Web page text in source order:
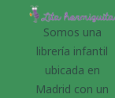
Somos una
librería infantil
ubicada en
Madrid con un